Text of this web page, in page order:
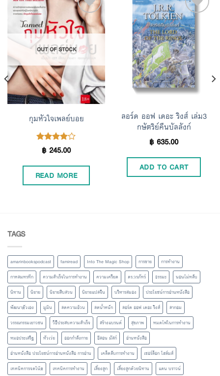
Add to
Wishlist
OUT OF STOCK
กุมหัวใจเพลย์บอย
Rated4.00
฿245.00
READ MORE
Add to
Wishlist
ลอร์ด ออฟ เดอะ ริงส์ เล่ม3
กษัตริย์คืนบัลลังก์
฿635.00
ADD TO CART
TAGS
amarinbookspodcast famiread Into The Magic Shop การขาย
การทำงาน
กาหลมหรทึก
ความสำเร็จในการทำงาน ความเครียด ดร.วรภัทร์ ธรรมะ
นอนไม่หลับ
นิทาน
นิยาย นิยายสืบสวน นิยายแปลจีน บริหารสมอง
ประโยชน์การอ่านหนังสือ
พัฒนาตัวเอง
มูมิน ลดความอ้วน ลดน้ำหนัก ลอร์ด ออฟ เดอะ ริงส์
ลากอม
วรรณกรรมเยาวชน
วิธีประสบความสำเร็จ สร้างแบรนด์ สุขภาพ
หมดไฟในการทำงาน
หมอประเสริฐ
หัวเว่ย ออกกำลังกาย อีลอน มัสก์
อ่านหนังสือ
อ่านหนังสือ ประโยชน์การอ่านหนังสือ การอ่าน
เคล็ดลับการทำงาน
เชอร์ล็อก โฮล์มส์
เทคนิคการจดโน้ต
เทคนิคการทำงาน เลี้ยงลูก เลี้ยงลูกด้วยนิทาน
แดน บราวน์